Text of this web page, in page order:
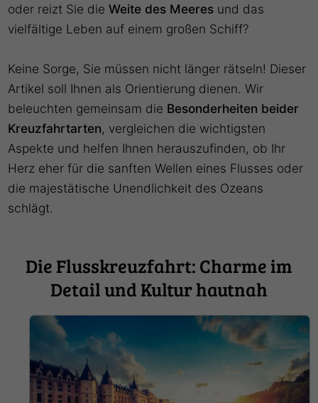
oder reizt Sie dieWeite des Meeres und das
vielfältige Leben auf einem großen Schiff?
Keine Sorge, Sie müssen nicht länger rätseln! Dieser
Artikel soll Ihnen als Orientierung dienen. Wir
beleuchten gemeinsam die Besonderheiten beider
Kreuzfahrtarten, vergleichen die wichtigsten
Aspekte und helfen Ihnen herauszufinden, ob Ihr
Herz eher für die sanften Wellen eines Flusses oder
die majestätische Unendlichkeit des Ozeans
schlägt.
Die Flusskreuzfahrt: Charme im
Detail und Kultur hautnah